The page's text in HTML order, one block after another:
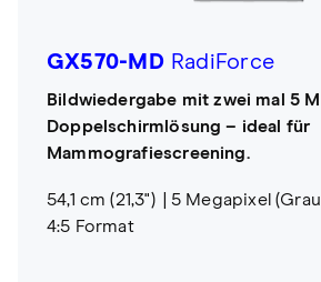
GX570-MD RadiForce
Bildwiedergabe mit zwei mal 5
Doppelschirmlösung – ideal für
Mammografiescreening.
54,1 cm (21,3")
5 Megapixel
4:5 Format